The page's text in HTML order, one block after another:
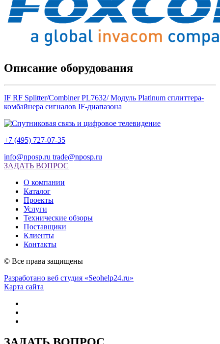
Описание оборудования
IF RF Splitter/Combiner PL7632/ Модуль Platinum сплиттера-
комбайнера сигналов IF-диапазона
+7 (495) 727-07-35
info@nposp.ru trade@nposp.ru
ЗАДАТЬ ВОПРОС
О компании
Каталог
Проекты
Услуги
Технические обзоры
Поставщики
Клиенты
Контакты
© Все права защищены
Разработано веб студия «Seohelp24.ru»
Карта сайта